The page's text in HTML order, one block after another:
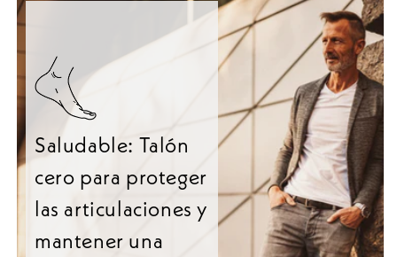
Saludable: Talón
cero para proteger
las articulaciones y
mantener una